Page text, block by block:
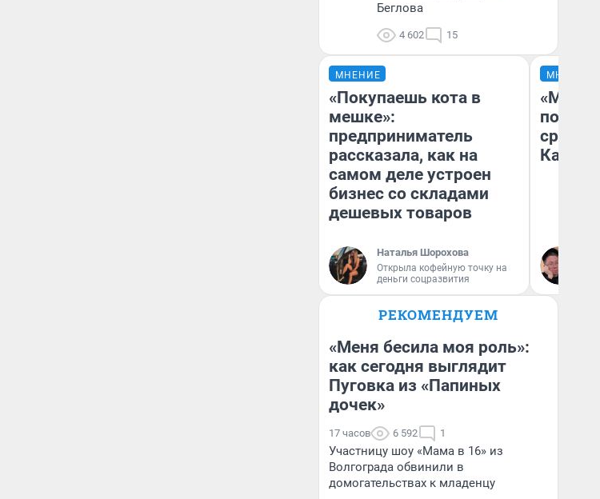
Беглова
4 602 15
МНЕНИЕ
«Покупаешь кота в
мешке»:
предприниматель
рассказала, как на
самом деле устроен
бизнес со складами
дешевых товаров
Наталья Шорохова
Открыла кофейную точку на
деньги соцразвития
МНЕНИЕ
РЕКОМЕНДУЕМ
«Меня бесила моя роль»:
как сегодня выглядит
Пуговка из «Папиных
дочек»
17 часов 6 592 1
Участницу шоу «Мама в 16» из
Волгограда обвинили в
домогательствах к младенцу